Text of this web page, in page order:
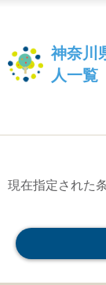
神奈川
人一覧
現在指定された